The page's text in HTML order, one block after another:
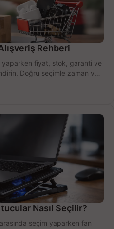
Rehberi
yaparken fiyat, stok, garanti ve
Doğru seçimle zaman ve
Nasıl Seçilir?
seçim yaparken fan